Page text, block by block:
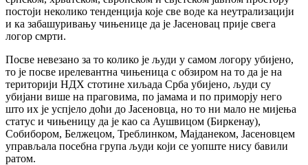
постоји неколико тенденција које све воде ка неутрализацији
и ка забашуривању чињенице да је Јасеновац прије свега
логор смрти.
Посве невезано за то колико је људи у самом логору убијено,
то је посве ирелевантна чињеница с обзиром на то да је на
територији НДХ стотине хиљада Срба убијено, људи су
убијани више на праговима, по јамама и по приморју него
што их је успјело доћи до Јасеновца, но то ни мало не мијења
статус и чињеницу да је као са Аушвицом (Биркенау),
Собибором, Белжецом, Треблинком, Мајданеком, Јасеновцем
управљала посебна група људи који се уопште нису бавили
ратом.